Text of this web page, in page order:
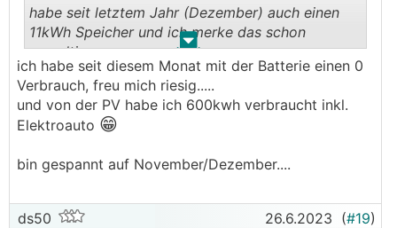
. .
habe seit letztem Jahr (Dezember) auch einen
11kWh Speicher und ich merke das schon
gewaltig
ich habe seit diesem Monat mit der Batterie einen 0
Verbrauch, freu mich riesig.....
und von der PV habe ich 600kwh verbraucht inkl.
Elektroauto 😁
bin gespannt auf November/Dezember....
ds50 26.6.2023 (#19)